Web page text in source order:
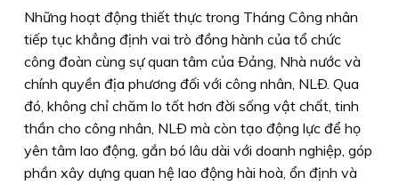
Những hoạt động thiết thực trong Tháng Công nhân
tiếp tục khẳng định vai trò đồng hành của tổ chức
công đoàn cùng sự quan tâm của Ðảng, Nhà nước và
chính quyền địa phương đối với công nhân, NLÐ. Qua
đó, không chỉ chăm lo tốt hơn đời sống vật chất, tinh
thần cho công nhân, NLÐ mà còn tạo động lực để họ
yên tâm lao động, gắn bó lâu dài với doanh nghiệp, góp
phần xây dựng quan hệ lao động hài hoà, ổn định và